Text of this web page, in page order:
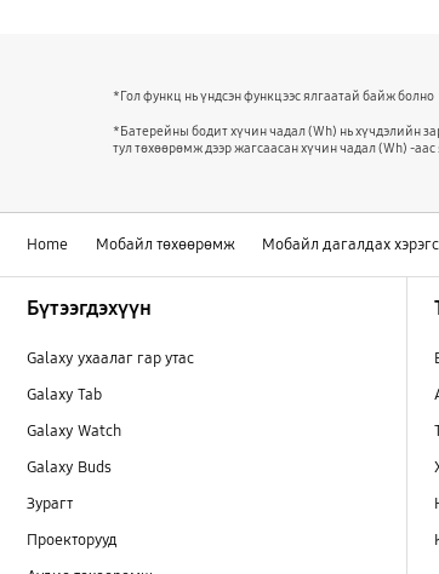
*Гол функц нь үндсэн функцээс ялгаатай байж болно
*Батерейны бодит хүчин чадал (Wh) нь хүчдэлийн
тул төхөөрөмж дээр жагсаасан хүчин чадал (Wh) -
Home Мобайл төхөөрөмж Мобайл дагалдах
Бүтээгдэхүүн
Galaxy ухаалаг гар утас
Galaxy Tab
Galaxy Watch
Galaxy Buds
Зурагт
Проекторууд